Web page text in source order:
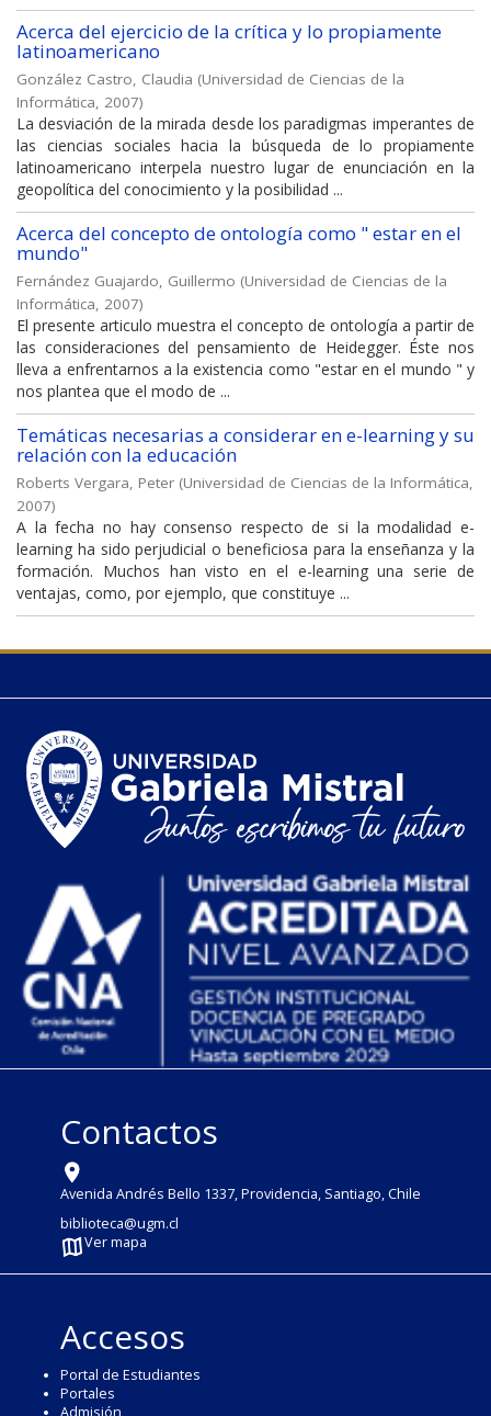
Acerca del ejercicio de la crítica y Io propiamente
latinoamericano
González Castro, Claudia (Universidad de Ciencias de la
Informática, 2007)
La desviación de la mirada desde los paradigmas imperantes de
las ciencias sociales hacia la búsqueda de lo propiamente
latinoamericano interpela nuestro lugar de enunciación en la
geopolítica del conocimiento y la posibilidad ...
Acerca del concepto de ontología como " estar en eI
mundo"
Fernández Guajardo, Guillermo (Universidad de Ciencias de la
Informática, 2007)
El presente articulo muestra el concepto de ontología a partir de
las consideraciones del pensamiento de Heidegger. Éste nos
lleva a enfrentarnos a la existencia como "estar en el mundo " y
nos plantea que el modo de ...
Temáticas necesarias a considerar en e-learning y su
relación con la educación
Roberts Vergara, Peter (Universidad de Ciencias de la Informática,
2007)
A la fecha no hay consenso respecto de si la modalidad e-
learning ha sido perjudicial o beneficiosa para la enseñanza y la
formación. Muchos han visto en el e-learning una serie de
ventajas, como, por ejemplo, que constituye ...
Contactos
Avenida Andrés Bello 1337, Providencia, Santiago, Chile
biblioteca@ugm.cl
Ver mapa
Accesos
Portal de Estudiantes
Portales
Admisión